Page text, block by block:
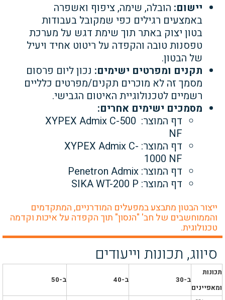
יישום: הובלה, שימה, ציפוף ואשפרה
באמצעים רגילים כפי שמקובל בעבודות
בטון יצוק באתר תוך שימת דגש על מערכת
טפסנות טובה והקפדה על ריטוט אחיד ויעיל
של הבטון.
תקנים ומפרטים ישימים: נכון ליום פרסום
מסמך זה לא מוכרים תקנים/מפרטים כלליים
רשמיים לטכנולוגיית האיטום הגבישי.
מסמכים ישימים אחרים:
דף המוצר: XYPEX Admix C-500
NF
דף המוצר: XYPEX Admix C-
1000 NF
דף המוצר: Penetron Admix
דף המוצר: SIKA WT-200 P
ייצור הבטון מתבצע במפעלים המודרניים, המתקדמים
והממוחשבים של חב' "הנסון" תוך הקפדה על איכות וקדמה
טכנולוגית.
סיווג, תכונות וייעודים
תכונות
ומאפיינים
ב-30 ב-40 ב-50